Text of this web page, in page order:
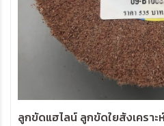
ลูกขัดแฮไลน์ ลูกขัดใยสังเคราะ